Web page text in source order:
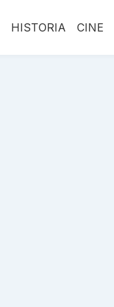
HISTORIA CINE